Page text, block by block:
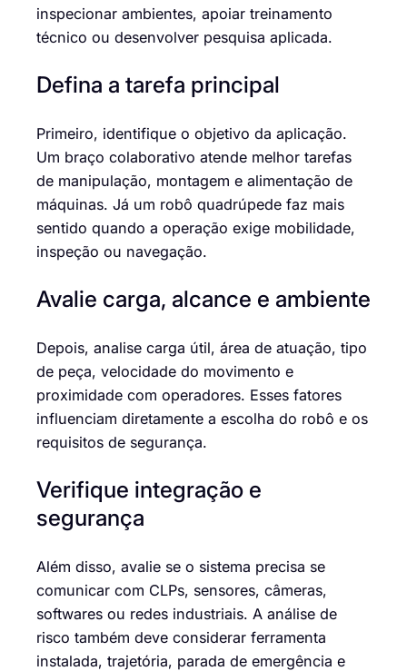
inspecionar ambientes, apoiar treinamento
técnico ou desenvolver pesquisa aplicada.
Defina a tarefa principal
Primeiro, identifique o objetivo da aplicação.
Um braço colaborativo atende melhor tarefas
de manipulação, montagem e alimentação de
máquinas. Já um robô quadrúpede faz mais
sentido quando a operação exige mobilidade,
inspeção ou navegação.
Avalie carga, alcance e ambiente
Depois, analise carga útil, área de atuação, tipo
de peça, velocidade do movimento e
proximidade com operadores. Esses fatores
influenciam diretamente a escolha do robô e os
requisitos de segurança.
Verifique integração e
segurança
Além disso, avalie se o sistema precisa se
comunicar com CLPs, sensores, câmeras,
softwares ou redes industriais. A análise de
risco também deve considerar ferramenta
instalada, trajetória, parada de emergência e